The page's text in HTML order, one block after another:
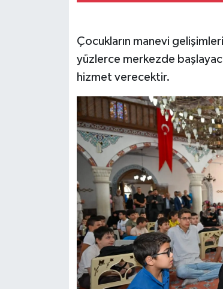
Çocukların manevi
yüzlerce merkezde
hizmet verecektir.